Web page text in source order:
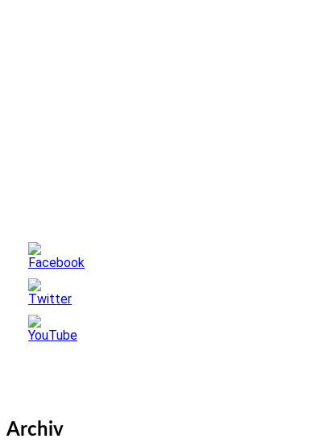
Archiv